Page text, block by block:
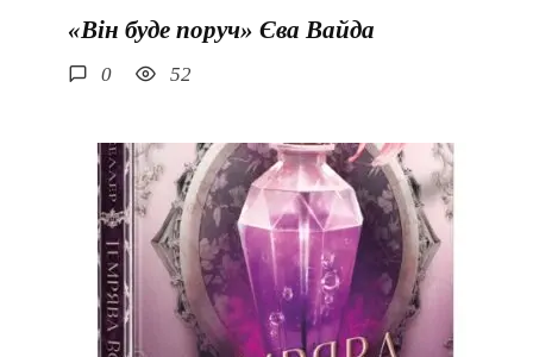
«Він буде поруч» Єва Вайда
0 52